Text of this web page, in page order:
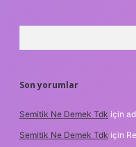
Son yorumlar
Semitik Ne Demek Tdk için
Semitik Ne Demek Tdk için